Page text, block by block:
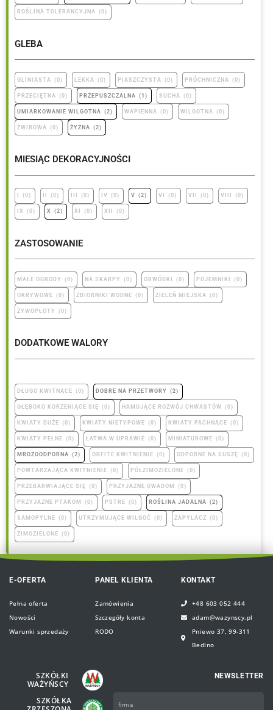
ROŚLINA TOLERANCYJNA (0)
GLEBA
GLINIASTA (0) LEKKA (0) PIASZCZYSTA (0) PRÓCHNICZNA (0)
PRZECIĘTNA (0) PRZEPUSZCZALNA (1 ) SUCHA (0)
UMIARKOWANIE WILGOTNA (2) WAPIENNA (0) WILGOTNA (0)
ŻWIROWA (0) ŻYZNA (2)
MIESIĄC DEKORACYJNOŚCI
(0) (0) (0) IV (0) V (2) VI (0) VII (0) VIII (0)
IX (0) X (2) XI (0) XII (0)
ZASTOSOWANIE
MAŁE OGRODY (0) NA SKARPY (0) OBWÓDKI (0) POJEMNIKI (0)
OKRYWOWE (0) ZBIORNIKI WODNE (0) ZIELEŃ MIEJSKA (0)
ŻYWOPŁOTY (0)
DODATKOWE WALORY
DŁUGO KWITNĄCE (0) DOBRE NA PRZETWORY (2)
GŁĘBOKO KORZENIĄCE SIĘ (0) HAMUJĄCE ROZWÓJ CHWASTÓW (0)
KWIATY DUŻE (0) KWIATY NIETYPOWE (0) KWIATY PACHNĄCE (0)
KWIATY PEŁNE (0) ŁATWA W UPRAWIE (0) MINIATUROWE (0)
MROZOODPORNA (2) OBFITE KWITNIENIE (0) ODPORNE NA SUSZĘ (0)
POWTARZAJĄCA KWITNIENIE (0) PÓŁZIMOZIELONE (0)
PRZEBARWIAJĄCE SIĘ (0) PRZYJAZNE OWADOM (0)
PRZYJAZNE PTAKOM (0) PSTRE (0) ROŚLINA JADALNA (2)
SAMOPYLNE (0) UTRZYMUJĄCE WILGOĆ (0) ZAPYLACZ (0)
ZIMOZIELONE (0)
E-OFERTA
Pełna oferta
Nowości
Warunki sprzedaży
PANEL KLIENTA
Zamówienia
Szczegóły konta
RODO
KONTAKT
+48 603 052 444
adam@wazynscy.pl
Pniewo 37, 99-311
Bedlno
SZKÓŁKI
WAŻYŃSCY
SZKÓŁKA
NEWSLETTER